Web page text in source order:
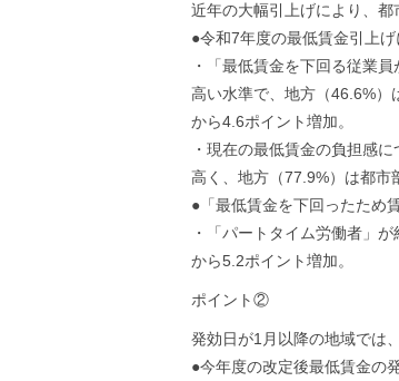
近年の大幅引上げにより、
●令和7年度の最低賃金引上
・「最低賃金を下回る従業
高い水準で、地方（46.6%）
から4.6ポイント増加。
・現在の最低賃金の負担感
高く、地方（77.9%）は都市
●「最低賃金を下回ったため
・「パートタイム労働者」
から5.2ポイント増加。
ポイント②
発効日が1月以降の地域では
●今年度の改定後最低賃金の